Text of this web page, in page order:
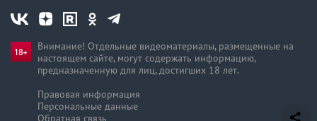
Внимание! Отдельные видеоматериалы, размещенные на
настоящем сайте, могут содержать информацию,
предназначен­ную для лиц, достигших 18 лет.
Правовая информация
Персональные данные
Обратная связь